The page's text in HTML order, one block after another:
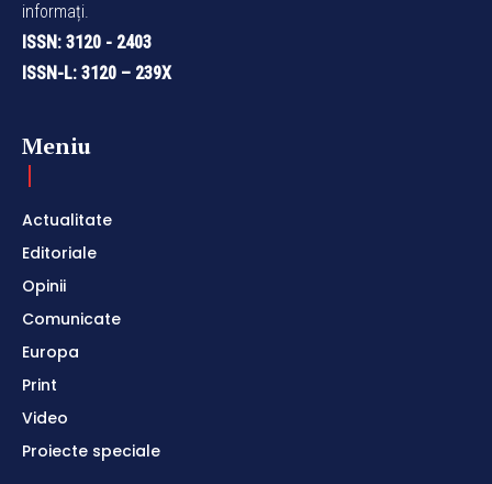
informați.
ISSN: 3120 - 2403
ISSN-L: 3120 – 239X
Meniu
Actualitate
Editoriale
Opinii
Comunicate
Europa
Print
Video
Proiecte speciale